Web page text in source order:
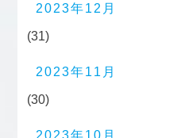
2023年12月
(31)
2023年11月
(30)
2023年10月